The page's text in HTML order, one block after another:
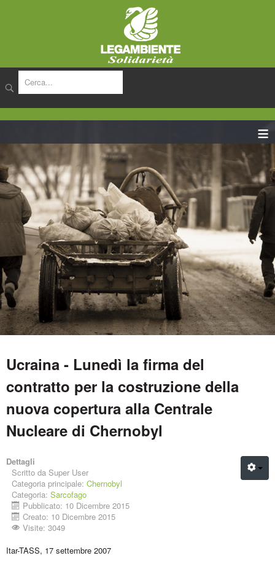
≡
Ucraina - Lunedì la firma del
contratto per la costruzione della
nuova copertura alla Centrale
Nucleare di Chernobyl
Dettagli
Scritto da Super User
Categoria principale: Chernobyl
Categoria: Sarcofago
Pubblicato: 10 Dicembre 2015
Creato: 10 Dicembre 2015
Visite: 3049
Itar-TASS, 17 settembre 2007